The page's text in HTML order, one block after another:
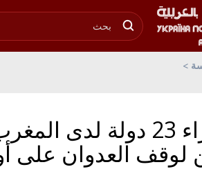
سفراء 23 دولة
لوقف العدوان على